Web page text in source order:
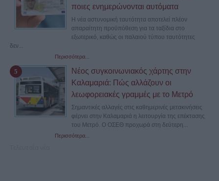
ποιες ενημερώνονται αυτόματα
Η νέα αστυνομική ταυτότητα αποτελεί πλέον
απαραίτητη προϋπόθεση για τα ταξίδια στο
εξωτερικό, καθώς οι παλαιού τύπου ταυτότητες
δεν...
Περισσότερα...
Νέος συγκοινωνιακός χάρτης στην
Καλαμαριά: Πώς αλλάζουν οι
λεωφορειακές γραμμές με το Μετρό
Σημαντικές αλλαγές στις καθημερινές μετακινήσεις
φέρνει στην Καλαμαριά η λειτουργία της επέκτασης
του Μετρό. Ο ΟΣΕΘ προχωρά στη δεύτερη...
Περισσότερα...